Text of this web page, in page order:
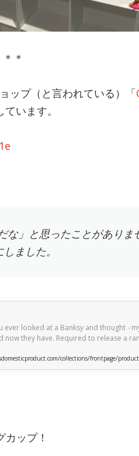
＊＊
ップ（と言われている）「
います。
な」と思ったことがありま
ました。
ever looked at a Banksy and thought -
now they have. Required to release a
error. Comes in a random selection of
collections/frontpage/
ップ！